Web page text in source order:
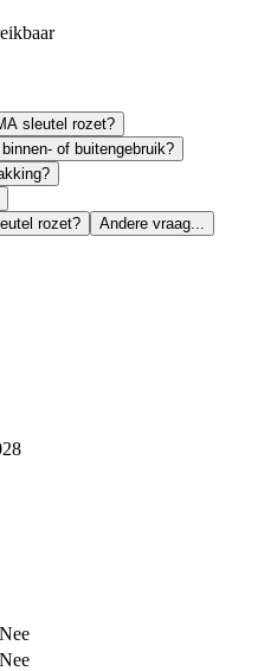
sleutel rozet?
of buitengebruik?
rozet?
Andere vraag...
Nee
Nee